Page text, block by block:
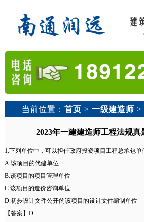
当前位置：首页 >一级建造师 >
2023年一建建造师工程法规真
1.下列单位中，可以担任政府投资项目工程总承包单
A.该项目的代建单位
B.该项目的项目管理单位
C.该项目的造价咨询单位
D.初步设计文件公开的该项目的设计文件编制单位
【答案】D